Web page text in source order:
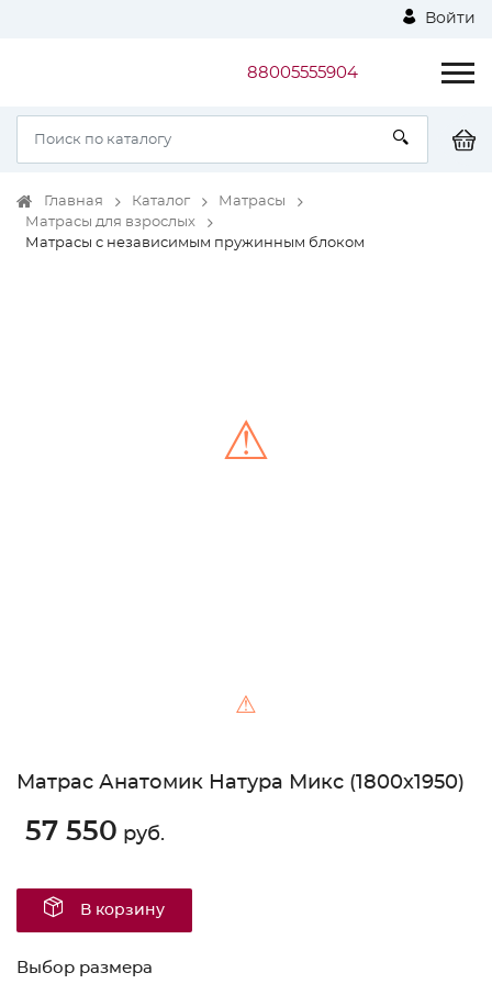
Войти
88005555904
Главная Каталог
Матрасы
Матрасы для взрослых
Матрасы с независимым пружинным блоком
⚠
⚠
Матрас Анатомик Натура Микс (1800х1950)
57 550 руб.
В корзину
Выбор размера